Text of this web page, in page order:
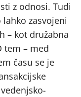
z odnosi. Tudi
zasvojeni
– kot družabna
tem – med
času se je